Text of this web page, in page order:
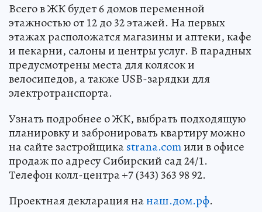
Всего в ЖК будет 6 домов переменной
этажностью от 12 до 32 этажей. На первых
этажах расположатся магазины и аптеки, кафе
и пекарни, салоны и центры услуг. В парадных
предусмотрены места для колясок и
велосипедов, а также USB-зарядки для
электротранспорта.
Узнать подробнее о ЖК, выбрать подходящую
планировку и забронировать квартиру можно
на сайте застройщикаstrana.comили в офисе
продаж по адресу Сибирский сад 24/1.
Телефон колл-центра +7 (343) 363 98 92.
Проектная декларация нанаш.дом.рф.